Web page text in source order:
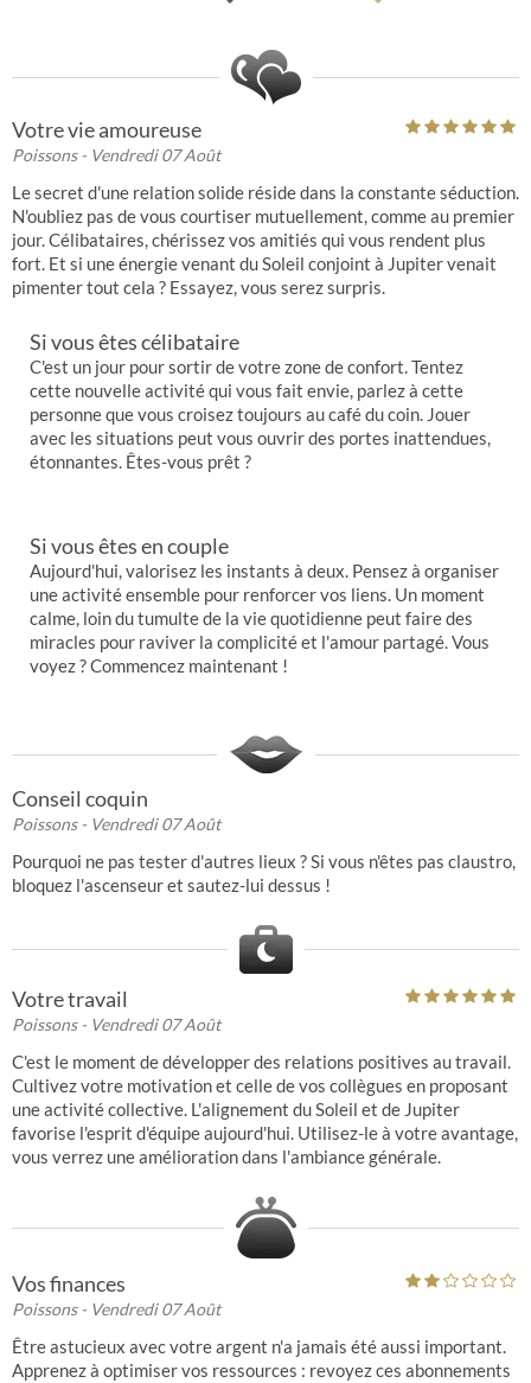
Votre vie amoureuse
Poissons- Vendredi 07 Août
Le secret d'une relation solide réside dans la constante séduction.
N'oubliez pas de vous courtiser mutuellement, comme au premier
jour. Célibataires, chérissez vos amitiés qui vous rendent plus
fort. Et si une énergie venant du Soleil conjoint à Jupiter venait
pimenter tout cela ? Essayez, vous serez surpris.
Si vous êtes célibataire
C'est un jour pour sortir de votre zone de confort. Tentez
cette nouvelle activité qui vous fait envie, parlez à cette
personne que vous croisez toujours au café du coin. Jouer
avec les situations peut vous ouvrir des portes inattendues,
étonnantes. Êtes-vous prêt ?
Si vous êtes en couple
Aujourd'hui, valorisez les instants à deux. Pensez à organiser
une activité ensemble pour renforcer vos liens. Un moment
calme, loin du tumulte de la vie quotidienne peut faire des
miracles pour raviver la complicité et l'amour partagé. Vous
voyez ? Commencez maintenant !
Conseil coquin
Poissons- Vendredi 07 Août
Pourquoi ne pas tester d'autres lieux ? Si vous n'êtes pas claustro,
bloquez l'ascenseur et sautez-lui dessus !
Votre travail
Poissons- Vendredi 07 Août
C'est le moment de développer des relations positives au travail.
Cultivez votre motivation et celle de vos collègues en proposant
une activité collective. L'alignement du Soleil et de Jupiter
favorise l'esprit d'équipe aujourd'hui. Utilisez-le à votre avantage,
vous verrez une amélioration dans l'ambiance générale.
Vos finances
Poissons- Vendredi 07 Août
Être astucieux avec votre argent n'a jamais été aussi important.
Apprenez à optimiser vos ressources : revoyez ces abonnements